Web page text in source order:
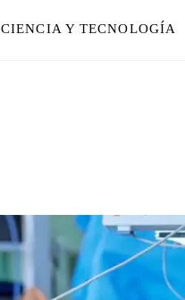
CIENCIA Y TECNOLOGÍA